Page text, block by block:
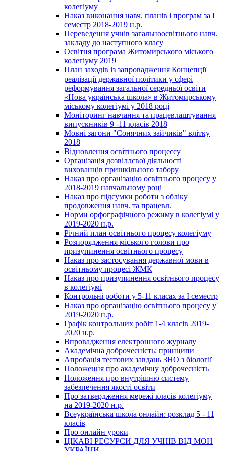
колегіуму
Наказ виконання навч. планів і програм за І
семестр 2018-2019 н.р.
Переведення учнів загальноосвітнього навч.
закладу до наступного класу
Освітня програма Житомирського міського
колегіуму 2019
План заходів із запровадження Концепції
реалізації державної політики у сфері
реформування загальної середньої освіти
«Нова українська школа» в Житомирському
міському колегіумі у 2018 році
Моніторинг навчання та працевлаштування
випускників 9 -11 класів 2018
Мовні загони "Сонячних зайчиків" влітку
2018
Відновлення освітнього процессу
Організація дозвіллєвої діяльності
вихованців пришкільного табору
Наказ про організацію освітнього процесу у
2018-2019 навчальному році
Наказ про підсумки роботи з обліку
продовження навч. та працевл.
Норми орфографічного режиму в колегіумі у
2019-2020 н.р.
Річний план освітнього процесу колегіуму
Розпорядження міського голови про
призупинення освітнього процесу
Наказ про застосування державної мови в
освітньому процесі ЖМК
Наказ про призупинення освітнього процесу
в колегіумі
Контрольні роботи у 5-11 класах за І семестр
Наказ про організацію освітнього процесу у
2019-2020 н.р.
Графік контрольних робіт 1-4 класів 2019-
2020 н.р.
Впровадження електронного журналу
Академічна доброчесність: принципи
Апробація тестових завдань ЗНО з біології
Положення про академічну доброчесність
Положення про внутрішню систему
забезпечення якості освіти
Про затвердження мережі класів колегіуму
на 2019-2020 н.р.
Всеукраїнська школа онлайн: розклад 5 - 11
класів
Про онлайн уроки
ЦІКАВІ РЕСУРСИ ДЛЯ УЧНІВ ВІД МОН